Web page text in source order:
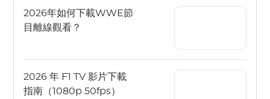
2026年如何下載WWE節
目離線觀看？
2026 年 F1 TV 影片下載
指南（1080p 50fps）